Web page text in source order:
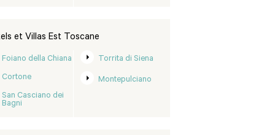
et Villas Est Toscane
Foiano della Chiana
Cortone
San Casciano dei
Bagni
Torrita di Siena
Montepulciano